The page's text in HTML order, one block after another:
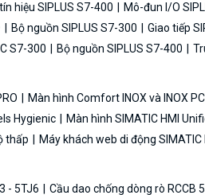
hiệu SIPLUS S7-400
Mô-đun I/O
Bộ nguồn SIPLUS S7-300
Giao tiếp
S7-300
Bộ nguồn SIPLUS S7-400
Màn hình Comfort INOX và INOX
Hygienic
Màn hình SIMATIC HMI
thấp
Máy khách web di động SIMATIC
- 5TJ6 Cầu dao chống dòng rò RCCB